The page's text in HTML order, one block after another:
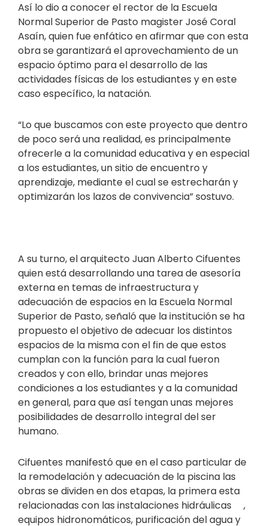
Así lo dio a conocer el rector de la Escuela
Normal Superior de Pasto magister José Coral
Asaín, quien fue enfático en afirmar que con esta
obra se garantizará el aprovechamiento de un
espacio óptimo para el desarrollo de las
actividades físicas de los estudiantes y en este
caso específico, la natación.
“Lo que buscamos con este proyecto que dentro
de poco será una realidad, es principalmente
ofrecerle a la comunidad educativa y en especial
a los estudiantes, un sitio de encuentro y
aprendizaje, mediante el cual se estrecharán y
optimizarán los lazos de convivencia” sostuvo.
A su turno, el arquitecto Juan Alberto Cifuentes
quien está desarrollando una tarea de asesoría
externa en temas de infraestructura y
adecuación de espacios en la Escuela Normal
Superior de Pasto, señaló que la institución se ha
propuesto el objetivo de adecuar los distintos
espacios de la misma con el fin de que estos
cumplan con la función para la cual fueron
creados y con ello, brindar unas mejores
condiciones a los estudiantes y a la comunidad
en general, para que así tengan unas mejores
posibilidades de desarrollo integral del ser
humano.
Cifuentes manifestó que en el caso particular de
la remodelación y adecuación de la piscina las
obras se dividen en dos etapas, la primera esta
relacionadas con las instalaciones hidráulicas ,
equipos hidronomáticos, purificación del agua y